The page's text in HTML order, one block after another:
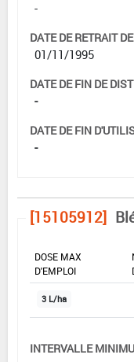
-
DATE DE RETRAIT
01/11/1995
DATE DE FIN DE
-
DATE DE FIN
-
[15105912]
DOSE MAX
D'EMPLOI
3 L/ha
INTERVALLE